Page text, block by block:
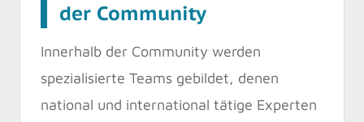
der Community
Innerhalb der Community werden
spezialisierte Teams gebildet, denen
national und international tätige Experten